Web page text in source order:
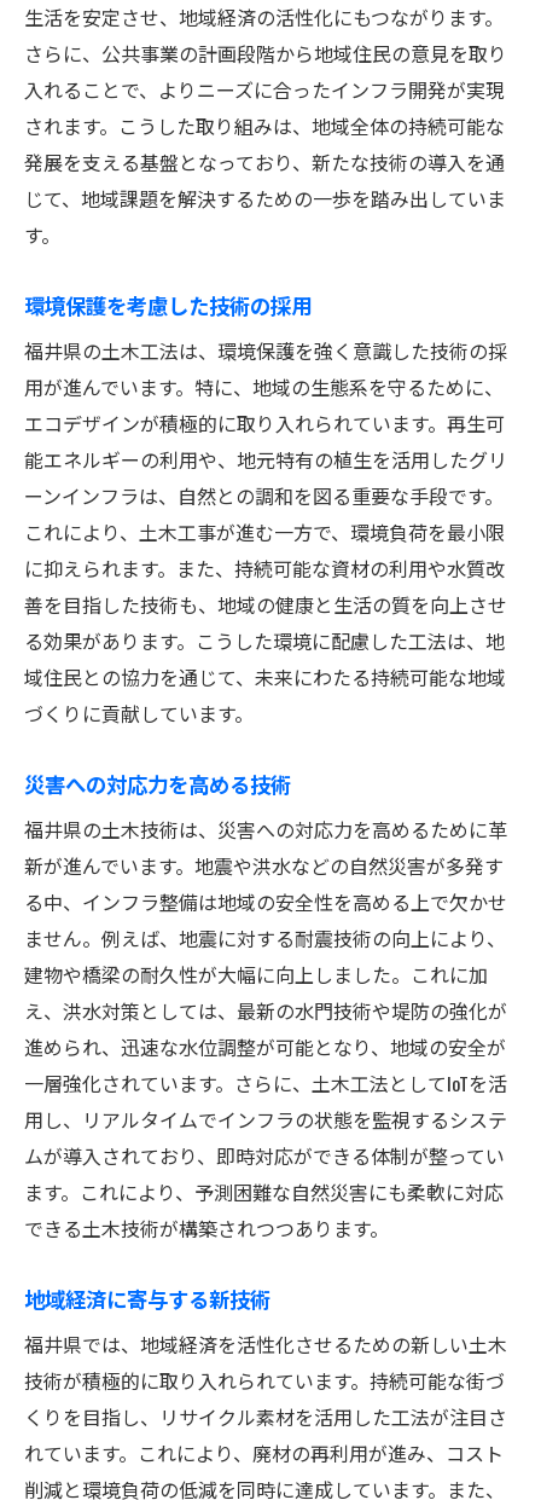
生活を安定させ、地域経済の活性化にもつながります。
さらに、公共事業の計画段階から地域住民の意見を取り
入れることで、よりニーズに合ったインフラ開発が実現
されます。こうした取り組みは、地域全体の持続可能な
発展を支える基盤となっており、新たな技術の導入を通
じて、地域課題を解決するための一歩を踏み出していま
す。
環境保護を考慮した技術の採用
福井県の土木工法は、環境保護を強く意識した技術の採
用が進んでいます。特に、地域の生態系を守るために、
エコデザインが積極的に取り入れられています。再生可
能エネルギーの利用や、地元特有の植生を活用したグリ
ーンインフラは、自然との調和を図る重要な手段です。
これにより、土木工事が進む一方で、環境負荷を最小限
に抑えられます。また、持続可能な資材の利用や水質改
善を目指した技術も、地域の健康と生活の質を向上させ
る効果があります。こうした環境に配慮した工法は、地
域住民との協力を通じて、未来にわたる持続可能な地域
づくりに貢献しています。
災害への対応力を高める技術
福井県の土木技術は、災害への対応力を高めるために革
新が進んでいます。地震や洪水などの自然災害が多発す
る中、インフラ整備は地域の安全性を高める上で欠かせ
ません。例えば、地震に対する耐震技術の向上により、
建物や橋梁の耐久性が大幅に向上しました。これに加
え、洪水対策としては、最新の水門技術や堤防の強化が
進められ、迅速な水位調整が可能となり、地域の安全が
一層強化されています。さらに、土木工法としてIoTを活
用し、リアルタイムでインフラの状態を監視するシステ
ムが導入されており、即時対応ができる体制が整ってい
ます。これにより、予測困難な自然災害にも柔軟に対応
できる土木技術が構築されつつあります。
地域経済に寄与する新技術
福井県では、地域経済を活性化させるための新しい土木
技術が積極的に取り入れられています。持続可能な街づ
くりを目指し、リサイクル素材を活用した工法が注目さ
れています。これにより、廃材の再利用が進み、コスト
削減と環境負荷の低減を同時に達成しています。また、